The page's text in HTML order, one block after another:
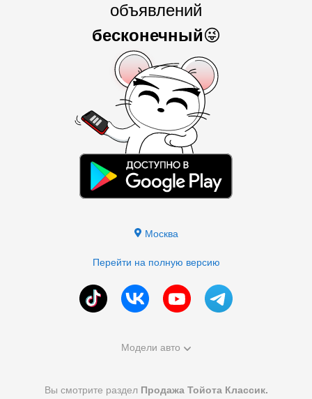
объявлений
бесконечный😜
Москва
Перейти на полную версию
Модели авто
Вы смотрите раздел Продажа Тойота Классик.